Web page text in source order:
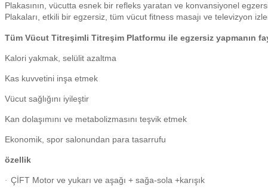
Plakasının, vücutta esnek bir refleks yaratan ve konvansiyonel
Plakaları, etkili bir egzersiz, tüm vücut fitness masajı ve televizyon
Tüm Vücut Titreşimli Titreşim Platformu ile egzersiz yapmanın
Kalori yakmak, selülit azaltma
Kas kuvvetini inşa etmek
Vücut sağlığını iyileştir
Kan dolaşımını ve metabolizmasını teşvik etmek
Ekonomik, spor salonundan para tasarrufu
özellik
· ÇİFT Motor ve yukarı ve aşağı + sağa-sola +karışık